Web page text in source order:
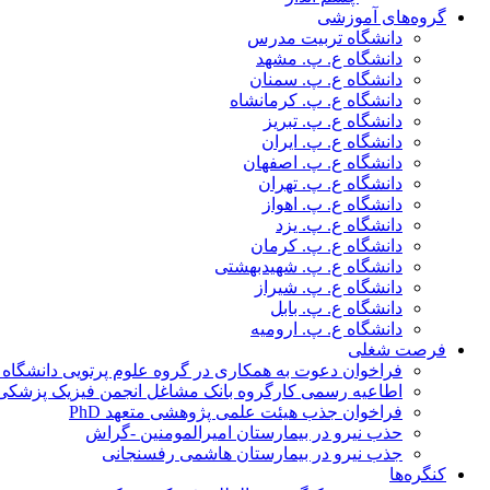
گروه‌های آموزشی
دانشگاه تربیت مدرس
دانشگاه ع. پ. مشهد
دانشگاه ع. پ. سمنان
دانشگاه ع. پ. کرمانشاه
دانشگاه ع. پ. تبریز
دانشگاه ع. پ. ایران
دانشگاه ع. پ. اصفهان
دانشگاه ع. پ. تهران
دانشگاه ع. پ. اهواز
دانشگاه ع. پ. یزد
دانشگاه ع. پ. کرمان
دانشگاه ع. پ. شهید‌بهشتی
دانشگاه ع. پ. شیراز
دانشگاه ع. پ. بابل
دانشگاه ع. پ. ارومیه
فرصت شغلی
فراخوان دعوت به همکاری در گروه علوم پرتویی دانشگاه
اطاعیه رسمی کارگروه بانک مشاغل انجمن فیزیک
فراخوان جذب هیئت علمی پژوهشی متعهد PhD
حذب نیرو در بیمارستان امیرالمومنین -گراش
جذب نیرو در بیمارستان هاشمی رفسنجانی
کنگره‌ها